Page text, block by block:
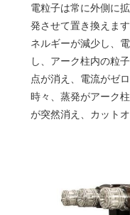
電粒子は常に外側に
発させて置き換えま
ネルギーが減少し、
し、アーク柱内の粒
点が消え、電流がゼ
時々、蒸発がアーク
が突然消え、カット